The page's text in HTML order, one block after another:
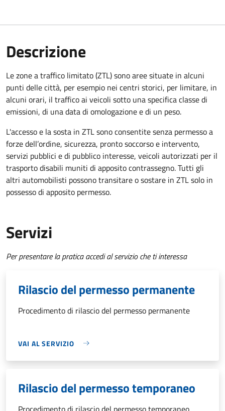
Descrizione
Le zone a traffico limitato (ZTL) sono aree situate in alcuni
punti delle città, per esempio nei centri storici, per limitare, in
alcuni orari, il traffico ai veicoli sotto una specifica classe di
emissioni, di una data di omologazione e di un peso.
L'accesso e la sosta in ZTL sono consentite senza permesso a
forze dell’ordine, sicurezza, pronto soccorso e intervento,
servizi pubblici e di pubblico interesse, veicoli autorizzati per il
trasporto disabili muniti di apposito contrassegno. Tutti gli
altri automobilisti possono transitare o sostare in ZTL solo in
possesso di apposito permesso.
Servizi
Per presentare la pratica accedi al servizio che ti interessa
Rilascio del permesso permanente
Procedimento di rilascio del permesso permanente
VAI AL SERVIZIO
Rilascio del permesso temporaneo